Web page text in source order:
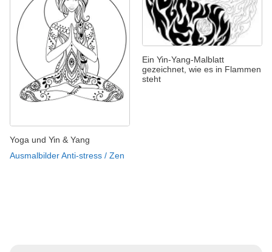
Yoga und Yin & Yang
Ausmalbilder Anti-stress / Zen
Ein Yin-Yang-Malblatt
gezeichnet, wie es in Flammen
steht